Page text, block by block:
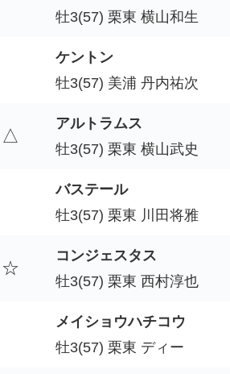
牡3(57) 栗東 横山和生
ケントン
牡3(57) 美浦 丹内祐次
△
アルトラムス
牡3(57) 栗東 横山武史
バステール
牡3(57) 栗東 川田将雅
☆
コンジェスタス
牡3(57) 栗東 西村淳也
メイショウハチコウ
牡3(57) 栗東 ディー